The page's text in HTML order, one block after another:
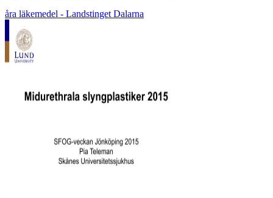
åra läkemedel - Landstinget Dalarna